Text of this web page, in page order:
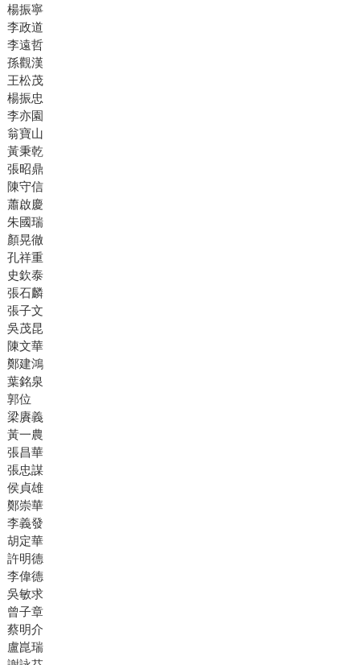
楊振寧
李政道
李遠哲
孫觀漢
王松茂
楊振忠
李亦園
翁寶山
黃秉乾
張昭鼎
陳守信
蕭啟慶
朱國瑞
顏晃徹
孔祥重
史欽泰
張石麟
張子文
吳茂昆
陳文華
鄭建鴻
葉銘泉
郭位
梁賡義
黃一農
張昌華
張忠謀
侯貞雄
鄭崇華
李義發
胡定華
許明德
李偉德
吳敏求
曾子章
蔡明介
盧崑瑞